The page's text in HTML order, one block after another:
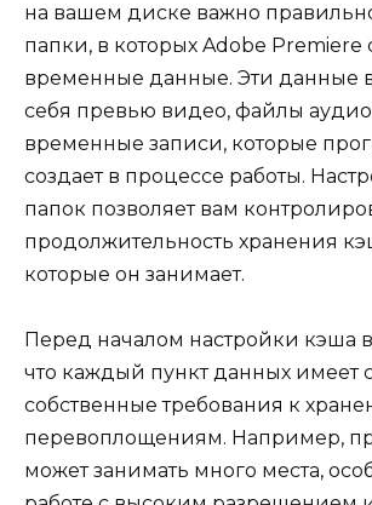
на вашем диске важно
папки, в которых Adobe Premiere
временные данные. Эти данные
себя превью видео, файлы
временные записи, которые
создает в процессе работы.
папок позволяет вам
продолжительность хранения
которые он занимает.
Перед началом настройки кэша
что каждый пункт данных имеет
собственные требования к
перевоплощениям. Например,
может занимать много места,